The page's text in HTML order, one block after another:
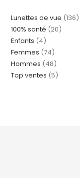
Lunettes de vue 136
100% santé 20
Enfants 4
Femmes 74
Hommes 48
Top ventes 5